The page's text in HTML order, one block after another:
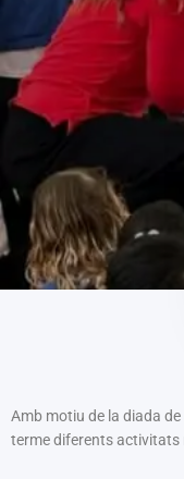
Amb motiu de la diada
terme diferents activitats